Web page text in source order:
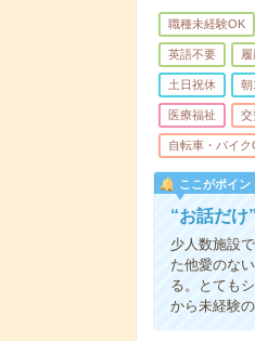
職種未経験OK
英語不要
土日祝休 朝
医療福祉 交
自転車・バイク
ここがポイン
“お話だけ
少人数施設
た他愛のな
る。とても
から未経験